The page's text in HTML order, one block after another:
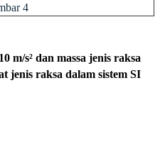
4
m/s² dan massa jenis raksa
jenis raksa dalam sistem SI